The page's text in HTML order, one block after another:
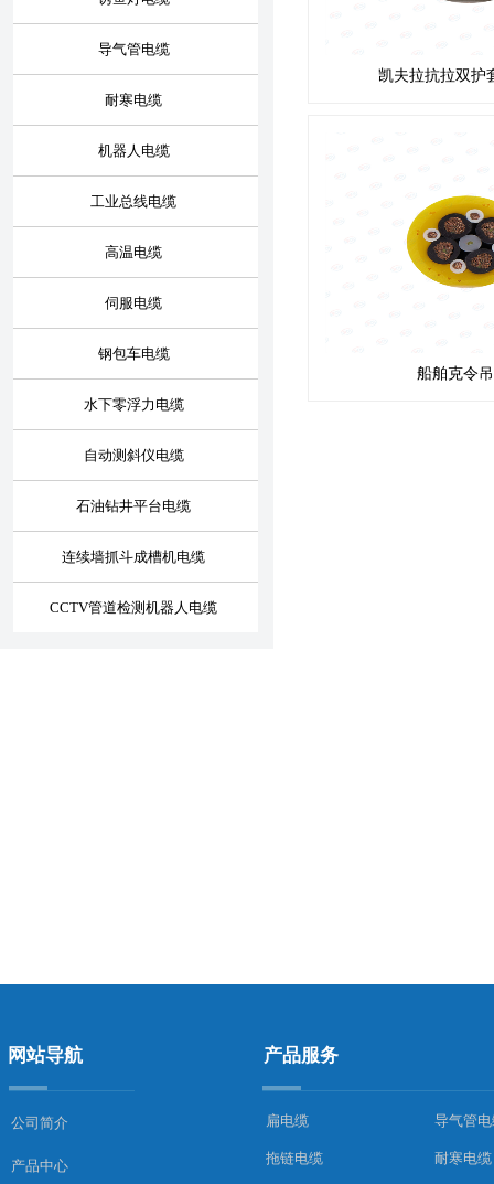
凯夫拉抗拉双护
船舶克令
导气管电缆
耐寒电缆
机器人电缆
工业总线电缆
高温电缆
伺服电缆
钢包车电缆
水下零浮力电缆
自动测斜仪电缆
石油钻井平台电缆
连续墙抓斗成槽机电缆
CCTV管道检测机器人电缆
导气管
耐寒电缆
扁电缆
拖链电缆
产品服务
网站导航
公司简介
产品中心